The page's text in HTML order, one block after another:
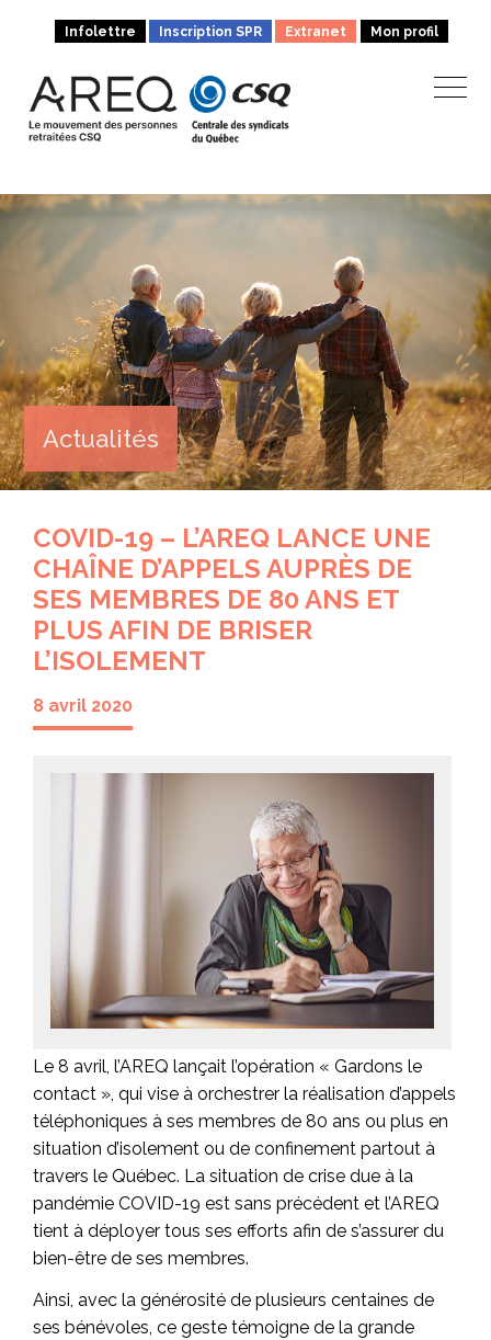
Infolettre Inscription SPR Extranet Mon profil
Actualités
COVID-19 – L’AREQ LANCE UNE
CHAÎNE D’APPELS AUPRÈS DE
SES MEMBRES DE 80 ANS ET
PLUS AFIN DE BRISER
L’ISOLEMENT
8 avril 2020
Le 8 avril, l’AREQ lançait l’opération « Gardons le
contact », qui vise à orchestrer la réalisation d’appels
téléphoniques à ses membres de 80 ans ou plus en
situation d’isolement ou de confinement partout à
travers le Québec. La situation de crise due à la
pandémie COVID-19 est sans précédent et l’AREQ
tient à déployer tous ses efforts afin de s’assurer du
bien-être de ses membres.
Ainsi, avec la générosité de plusieurs centaines de
ses bénévoles, ce geste témoigne de la grande